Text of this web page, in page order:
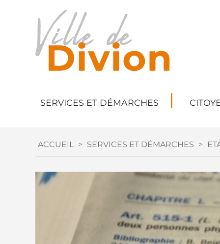
SERVICES ET DÉMARCHES
ACCUEIL > SERVICES ET DÉMARCHES >